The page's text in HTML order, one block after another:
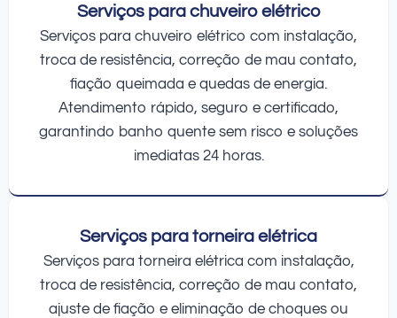
Serviços para chuveiro elétrico
Serviços para chuveiro elétrico com instalação,
troca de resistência, correção de mau contato,
fiação queimada e quedas de energia.
Atendimento rápido, seguro e certificado,
garantindo banho quente sem risco e soluções
imediatas 24 horas.
Serviços para torneira elétrica
Serviços para torneira elétrica com instalação,
troca de resistência, correção de mau contato,
ajuste de fiação e eliminação de choques ou